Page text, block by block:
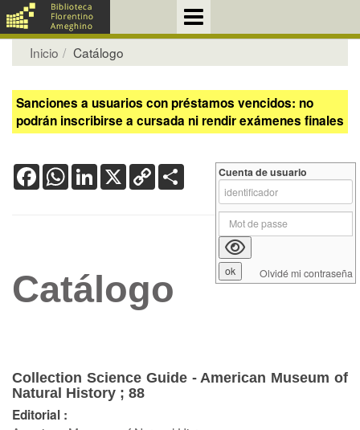
Inicio Catálogo
Sanciones a usuarios con préstamos vencidos: no
podrán inscribirse a cursada ni rendir exámenes finales
FacebookWhatsApp
LinkedIn
X Copy
Link
Catálogo
Collection Science Guide - American Museum of
Natural History ; 88
Editorial :
Cuenta de usuario
Olvidé mi contraseña